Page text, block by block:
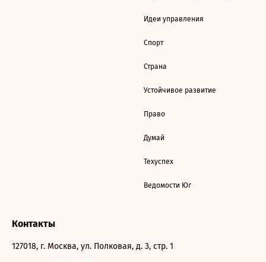
Идеи управления
Спорт
Страна
Устойчивое развитие
Право
Думай
Техуспех
Ведомости Юг
Контакты
127018, г. Москва, ул. Полковая, д. 3, стр. 1